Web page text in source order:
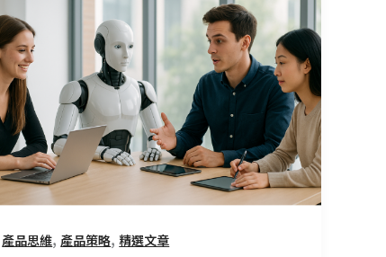
產品思維, 產品策略, 精選文章
個
人
都
該
用
AI
打
造
讓